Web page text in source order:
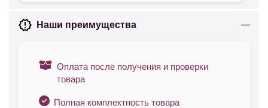
Наши преимущества
Оплата после получения и проверки
товара
Полная комплектность товара